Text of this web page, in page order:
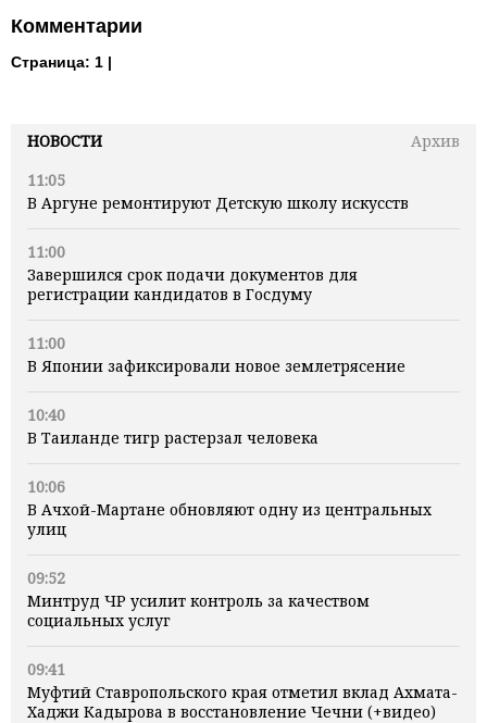
НОВОСТИ
Архив
11:05
В Аргуне ремонтируют Детскую школу искусств
11:00
Завершился срок подачи документов для
регистрации кандидатов в Госдуму
11:00
В Японии зафиксировали новое землетрясение
10:40
В Таиланде тигр растерзал человека
10:06
В Ачхой-Мартане обновляют одну из центральных
улиц
09:52
Минтруд ЧР усилит контроль за качеством
социальных услуг
09:41
Муфтий Ставропольского края отметил вклад Ахмата-
Хаджи Кадырова в восстановление Чечни (+видео)
Комментарии
Страница: 1 |